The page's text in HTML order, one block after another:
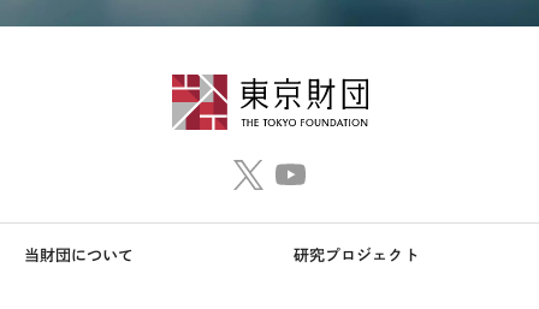
当財団について 研究プロジェクト